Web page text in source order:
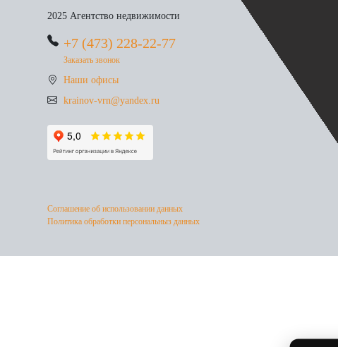
2025 Агентство недвижимости
+7 (473) 228-22-77
Заказать звонок
Наши офисы
krainov-vrn@yandex.ru
Соглашение об использовании данных
Политика обработки персональныз данных